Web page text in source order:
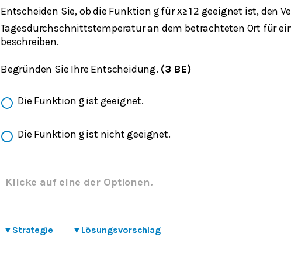
Entscheiden Sie, ob die Funktion gfürx≥12 geeignet ist, den
Tagesdurchschnittstemperatur an dem betrachteten Ort für
beschreiben.
Begründen Sie Ihre Entscheidung. (3 BE)
Die Funktion gist geeignet.
Die Funktion gist nicht geeignet.
Klicke auf eine der Optionen.
▾ Strategie ▾ Lösungsvorschlag